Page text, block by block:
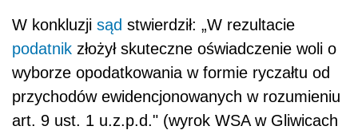
W konkluzji sąd stwierdził: „W rezultacie
podatnik złożył skuteczne oświadczenie woli o
wyborze opodatkowania w formie ryczałtu od
przychodów ewidencjonowanych w rozumieniu
art. 9 ust. 1 u.z.p.d." (wyrok WSA w Gliwicach